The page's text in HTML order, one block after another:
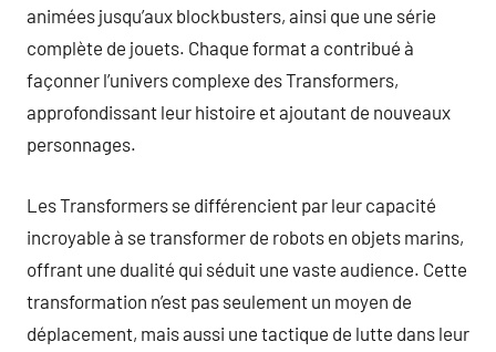
animées jusqu’aux blockbusters, ainsi que une série
complète de jouets. Chaque format a contribué à
façonner l’univers complexe des Transformers,
approfondissant leur histoire et ajoutant de nouveaux
personnages.
Les Transformers se différencient par leur capacité
incroyable à se transformer de robots en objets marins,
offrant une dualité qui séduit une vaste audience. Cette
transformation n’est pas seulement un moyen de
déplacement, mais aussi une tactique de lutte dans leur